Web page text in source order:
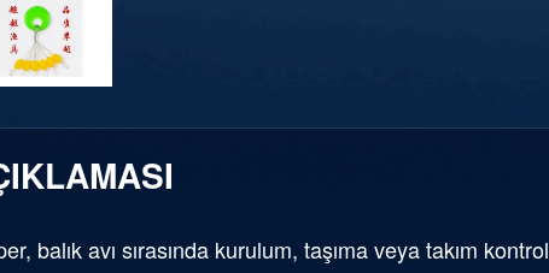
balık avı sırasında kurulum, taşıma veya takım